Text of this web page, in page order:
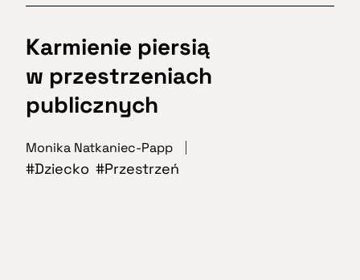
Karmienie piersią
w przestrzeniach
publicznych
Monika Natkaniec-Papp
Dziecko Przestrzeń